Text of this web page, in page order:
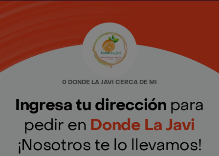
0 DONDE LA JAVI CERCA DE MI
Ingresa tu dirección para
pedir en Donde La Javi
¡Nosotros te lo llevamos!